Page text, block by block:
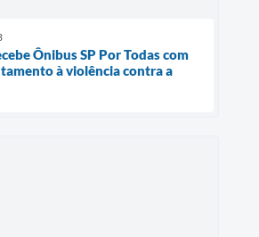
Ônibus SP Por Todas com
à violência contra a